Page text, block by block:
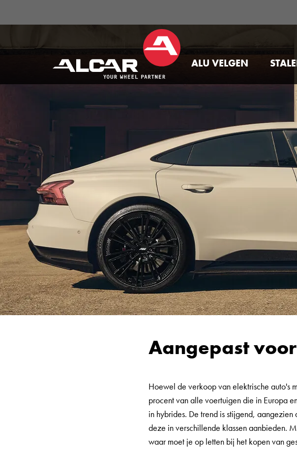
ALU VELGEN
Aangepast
Hoewel de verkoop van elektrische auto's
procent van alle voertuigen die in Europa
in hybrides. De trend is stijgend,
deze in verschillende klassen aanbieden.
waar moet je op letten bij het kopen van